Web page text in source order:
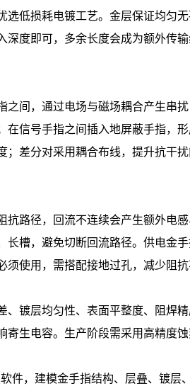
低损耗电镀工艺。金层保证均
度即可，多余长度会成为额外
间，通过电场与磁场耦合产生
信号手指之间插入地屏蔽手指，
差分对采用耦合布线，提升抗干
路径，回流不连续会产生额外
槽，避免切断回流路径。供电金
使用，需搭配接地过孔，减少阻抗
镀层均匀性、表面平整度、阻
生电容。生产阶段需采用高精度
件，建模金手指结构、层叠、镀